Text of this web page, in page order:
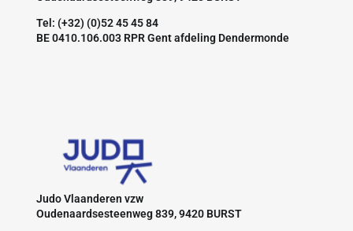
Tel: (+32) (0)52 45 45 84
BE 0410.106.003 RPR Gent afdeling Dendermonde
Judo Vlaanderen vzw
Oudenaardsesteenweg 839, 9420 BURST